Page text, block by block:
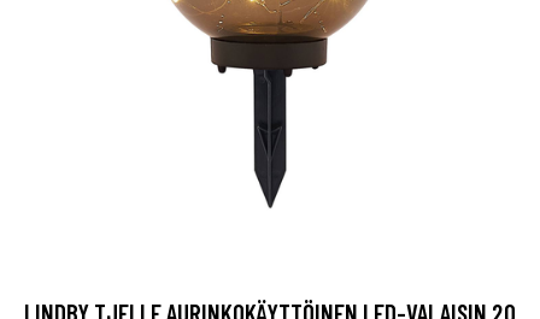
LINDBY TJELLE AURINKOKÄYTTÖINEN LED-VALAISIN 20